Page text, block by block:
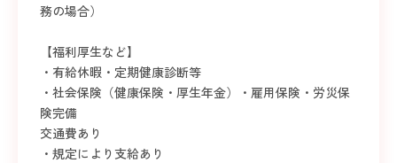
務の場合）
【福利厚生など】
・有給休暇・定期健康診断等
・社会保険（健康保険・厚生年金）・雇用保険・労災保
険完備
交通費あり
・規定により支給あり